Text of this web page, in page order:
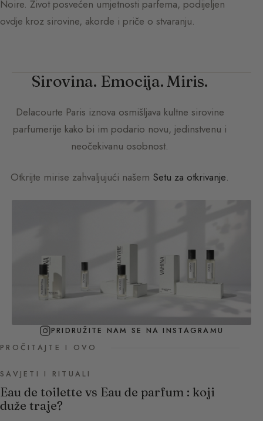
Noire. Život posvećen umjetnosti parfema, podijeljen
ovdje kroz sirovine, akorde i priče o stvaranju.
Sirovina. Emocija. Miris.
Delacourte Paris iznova osmišljava kultne sirovine
parfumerije kako bi im podario novu, jedinstvenu i
neočekivanu osobnost.
Otkrijte mirise zahvaljujući našem Setu za otkrivanje.
PRIDRUŽITE NAM SE NA INSTAGRAMU
PROČITAJTE I OVO
SAVJETI I RITUALI
Eau de toilette vs Eau de parfum : koji
duže traje?